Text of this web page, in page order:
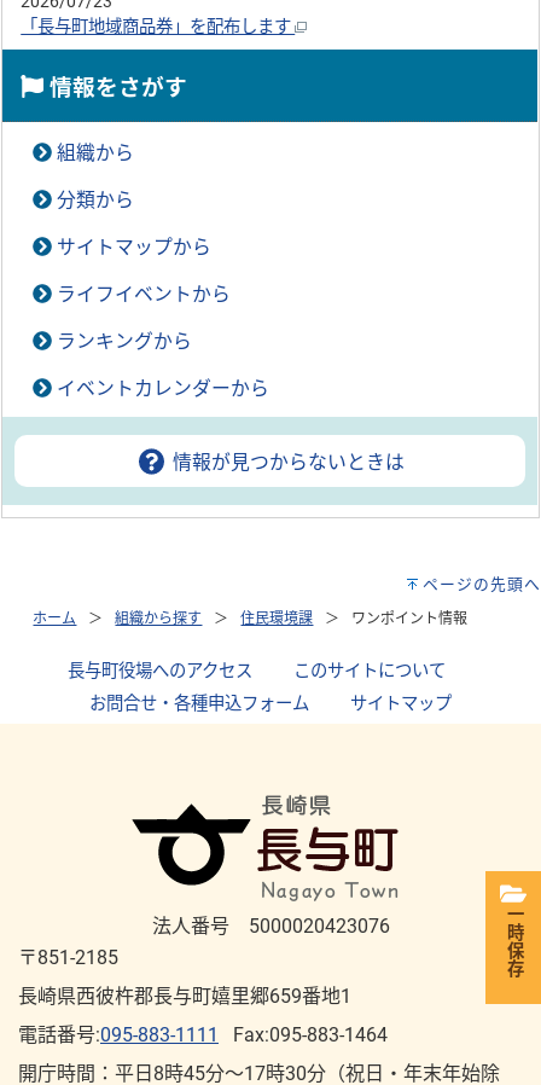
「長与町地域商品券」を配布します
情報をさがす
組織から
分類から
サイトマップから
ライフイベントから
ランキングから
イベントカレンダーから
情報が見つからないときは
ページの先頭へ
ホーム 組織から探す 住民環境課 ワンポイント情報
長与町役場へのアクセス このサイトについて
お問合せ・各種申込フォーム
サイトマップ
法人番号 5000020423076
〒851-2185
長崎県西彼杵郡長与町嬉里郷659番地1
電話番号:095-883-1111
Fax:095-883-1464
開庁時間：平⽇8時45分～17時30分（祝⽇・年末年始除
一時保存